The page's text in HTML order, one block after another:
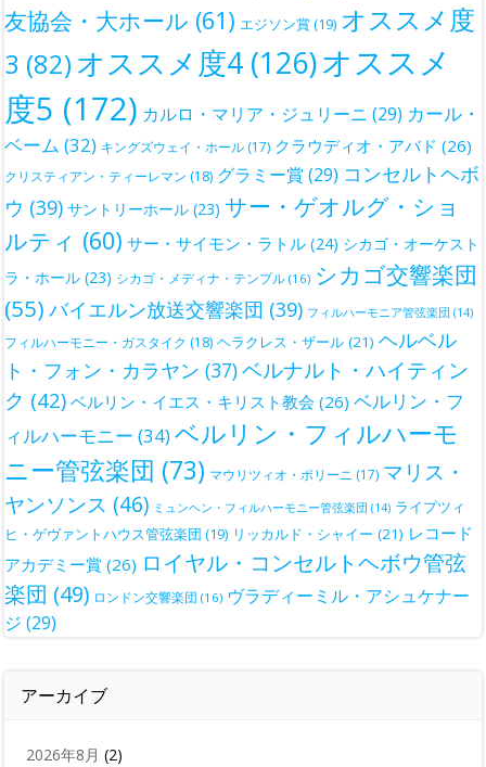
友協会・大ホール (61) エジソン賞(19) オススメ度
3 (82) オススメ度4 (126)オススメ
度5 (172) カルロ・マリア・ジュリーニ (29) カール・
ベーム (32) キングズウェイ・ホール (17) クラウディオ・アバド (26)
クリスティアン・ティーレマン (18) グラミー賞 (29) コンセルトヘボ
ウ (39) サントリーホール (23) サー・ゲオルグ・ショ
ルティ (60) サー・サイモン・ラトル (24) シカゴ・オーケスト
ラ・ホール (23) シカゴ・メディナ・テンプル (16) シカゴ交響楽団
(55) バイエルン放送交響楽団 (39) フィルハーモニア管弦楽団 (14)
フィルハーモニー・ガスタイク (18) ヘラクレス・ザール (21) ヘルベル
ト・フォン・カラヤン (37)ベルナルト・ハイティン
ク (42) ベルリン・イエス・キリスト教会 (26) ベルリン・フ
ィルハーモニー (34)ベルリン・フィルハーモ
ニー管弦楽団 (73) マウリツィオ・ポリーニ (17) マリス・
ヤンソンス (46) ミュンヘン・フィルハーモニー管弦楽団 (14) ライプツィ
ヒ・ゲヴァントハウス管弦楽団 (19) リッカルド・シャイー (21) レコード
アカデミー賞 (26) ロイヤル・コンセルトヘボウ管弦
楽団 (49) ロンドン交響楽団 (16) ヴラディーミル・アシュケナー
ジ (29)
アーカイブ
2026年8月 (2)